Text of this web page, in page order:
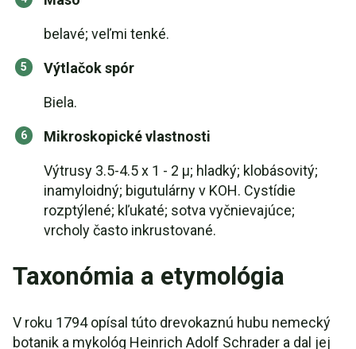
belavé; veľmi tenké.
Výtlačok spór
Biela.
Mikroskopické vlastnosti
Výtrusy 3.5-4.5 x 1 - 2 µ; hladký; klobásovitý;
inamyloidný; bigutulárny v KOH. Cystídie
rozptýlené; kľukaté; sotva vyčnievajúce;
vrcholy často inkrustované.
Taxonómia a etymológia
V roku 1794 opísal túto drevokaznú hubu nemecký
botanik a mykológ Heinrich Adolf Schrader a dal jej